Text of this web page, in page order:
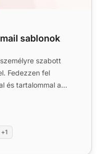
sablonok
szabott
Fedezzen fel
és tartalommal a
+1